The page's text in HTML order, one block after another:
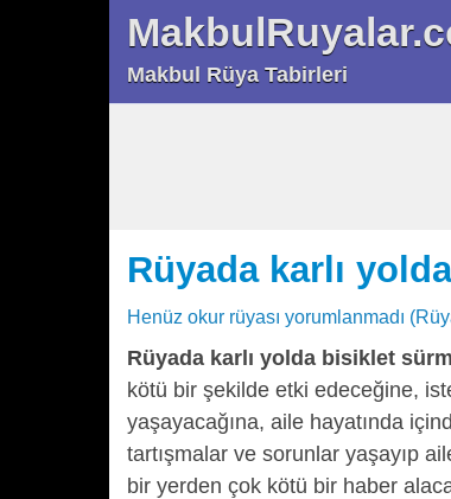
Makbul Rüya Tabirleri
Rüyada karlı
Henüz okur rüyası yorumlanmadı
Rüyada karlı yolda bisiklet
kötü bir şekilde etki edeceğine,
yaşayacağına, aile hayatında
tartışmalar ve sorunlar yaşayıp
bir yerden çok kötü bir haber